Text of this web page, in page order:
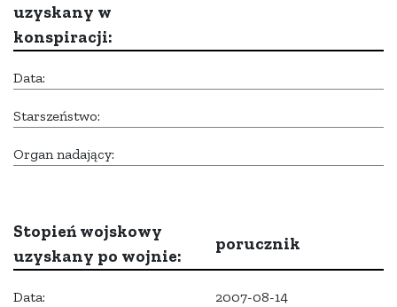
uzyskany w
konspiracji:
Data:
Starszeństwo:
Organ nadający:
Stopień wojskowy
uzyskany po wojnie:
porucznik
Data: 2007-08-14